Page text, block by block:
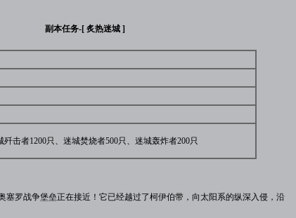
副本任务-[ 炙热迷城 ]
歼击者1200只、迷城焚烧者500只、迷城轰炸者200只
罗战争堡垒正在接近！它已经越过了柯伊伯带，向太阳系的纵深入侵，沿